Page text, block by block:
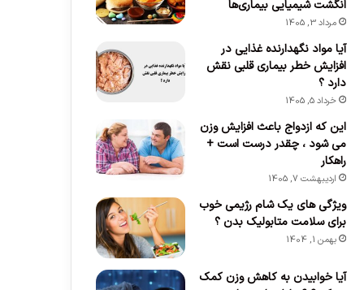
چگونگی مشخص شدن مرزهای
آیا بار الکتریکی صاعقه ها در تمیز کردن هوا موثر است؟ تنها قبرهای دنیا که در زمین یک باند فرودگاه واقع شده اند
خرداد 10, 1402
انگشت شیمیایی بیماری‌ها
مرداد 3, 1405
آیا مواد نگهدارنده غذایی در
افزایش خطر بیماری قلبی نقش
دارد ؟
خرداد 5, 1405
این که ازدواج باعث افزایش وزن
می‌ شود ، چقدر درست است +
راهکار
اردیبهشت 7, 1405
ویژگی های یک شام رژیمی خوب
برای سلامت متابولیک بدن ؟
بهمن 1, 1404
آیا خوابیدن به کاهش وزن کمک